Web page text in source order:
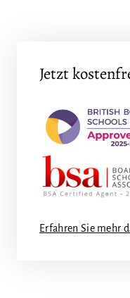
Jetzt
Erfahren Sie mehr